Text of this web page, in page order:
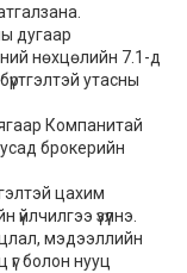
дугаар
нөхцөлийн 7.1-д
утасны
Компанитай
брокерийн
цахим
үзүүлнэ.
мэдээллийн
болон нууц